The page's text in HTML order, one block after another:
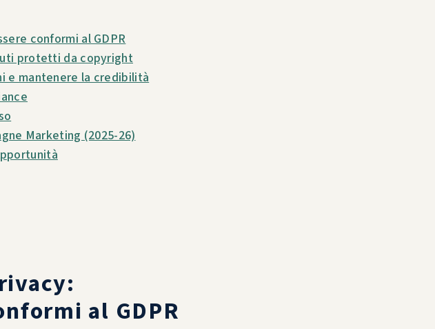
conformi al GDPR
protetti da copyright
e mantenere la credibilità
Marketing (2025-26)
al GDPR